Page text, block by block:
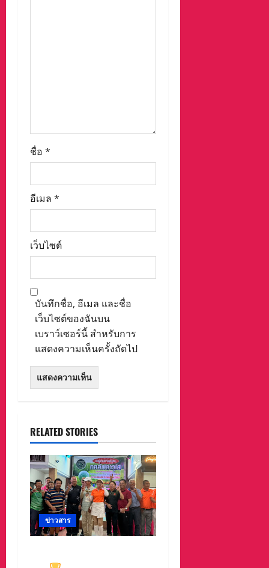
ชื่อ *
อีเมล *
เว็บไซต์
บันทึกชื่อ, อีเมล และชื่อ
เว็บไซต์ของฉันบน
เบราว์เซอร์นี้ สำหรับการ
แสดงความเห็นครั้งถัดไป
RELATED STORIES
ข่าวสาร